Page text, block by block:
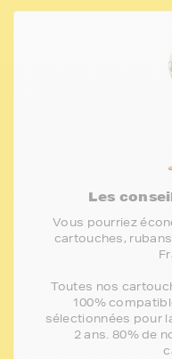
Les
Vous pourriez
cartouches,
Toutes nos
100%
sélectionnées pour
2 ans. 80% de